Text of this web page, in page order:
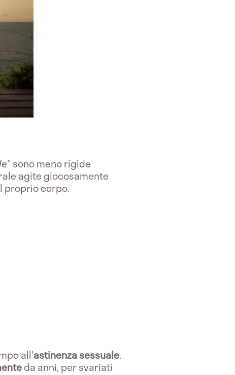
" sono meno rigide
agite giocosamente
proprio corpo.
all'astinenza sessuale.
da anni, per svariati